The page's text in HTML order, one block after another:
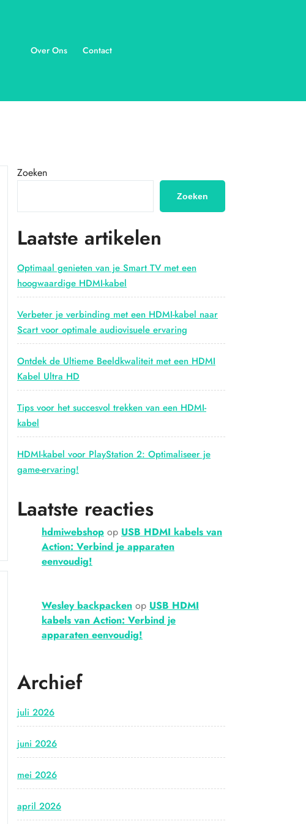
Over Ons Contact
Zoeken
Zoeken
Laatste artikelen
Optimaal genieten van je Smart TV met een
hoogwaardige HDMI-kabel
Verbeter je verbinding met een HDMI-kabel naar
Scart voor optimale audiovisuele ervaring
Ontdek de Ultieme Beeldkwaliteit met een HDMI
Kabel Ultra HD
Tips voor het succesvol trekken van een HDMI-
kabel
HDMI-kabel voor PlayStation 2: Optimaliseer je
game-ervaring!
Laatste reacties
hdmiwebshop op USB HDMI kabels van
Action: Verbind je apparaten
eenvoudig!
Wesley backpacken op USB HDMI
kabels van Action: Verbind je
apparaten eenvoudig!
Archief
juli 2026
juni 2026
mei 2026
april 2026